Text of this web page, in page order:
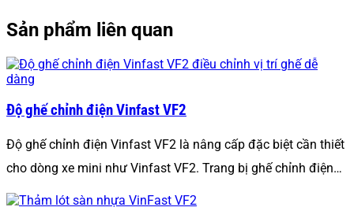
Sản phẩm liên quan
Độ ghế chỉnh điện Vinfast VF2
Độ ghế chỉnh điện Vinfast VF2 là nâng cấp đặc biệt cần thiết
cho dòng xe mini như Vinfast VF2. Trang bị ghế chỉnh điện…